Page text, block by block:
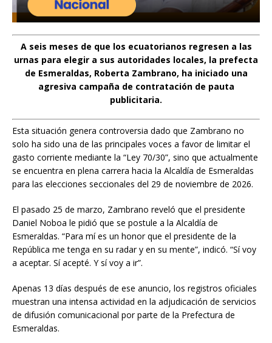
A seis meses de que los ecuatorianos regresen a las
urnas para elegir a sus autoridades locales, la prefecta
de Esmeraldas, Roberta Zambrano, ha iniciado una
agresiva campaña de contratación de pauta
publicitaria.
Esta situación genera controversia dado que Zambrano no
solo ha sido una de las principales voces a favor de limitar el
gasto corriente mediante la “Ley 70/30”, sino que actualmente
se encuentra en plena carrera hacia la Alcaldía de Esmeraldas
para las elecciones seccionales del 29 de noviembre de 2026.
El pasado 25 de marzo, Zambrano reveló que el presidente
Daniel Noboa le pidió que se postule a la Alcaldía de
Esmeraldas. “Para mí es un honor que el presidente de la
República me tenga en su radar y en su mente”, indicó. “Sí voy
a aceptar. Sí acepté. Y sí voy a ir”.
Apenas 13 días después de ese anuncio, los registros oficiales
muestran una intensa actividad en la adjudicación de servicios
de difusión comunicacional por parte de la Prefectura de
Esmeraldas.